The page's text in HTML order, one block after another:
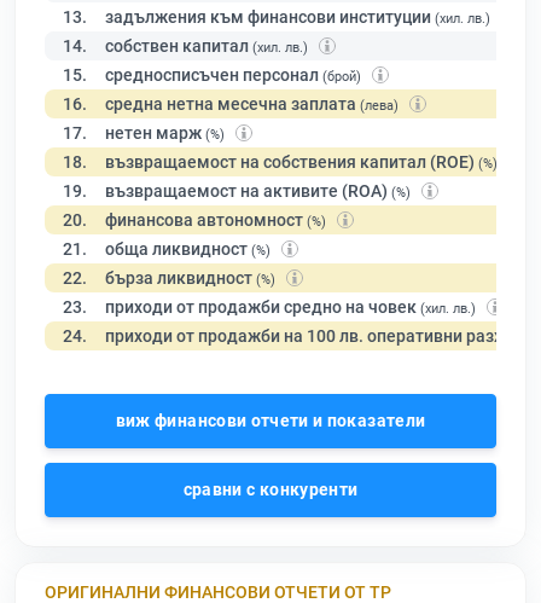
13. задължения към финансови институции (хил. лв.)
14. собствен капитал (хил. лв.)
15. средносписъчен персонал (брой)
16. средна нетна месечна заплата (лева)
17. нетен марж (%)
18. възвращаемост на собствения капитал (ROE) (%)
19. възвращаемост на активите (ROA) (%)
20. финансова автономност (%)
21. обща ликвидност (%)
22. бърза ликвидност (%)
23. приходи от продажби средно на човек (хил. лв.)
24. приходи от продажби на 100 лв. оперативни разходи
виж финансови отчети и показатели
сравни с конкуренти
ОРИГИНАЛНИ ФИНАНСОВИ ОТЧЕТИ ОТ ТР